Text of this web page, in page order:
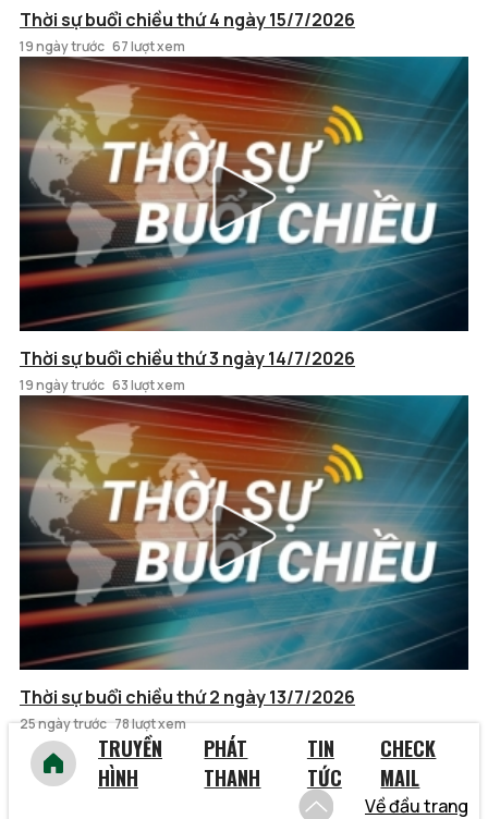
Thời sự buổi chiều thứ 4 ngày 15/7/2026
19 ngày trước 67 lượt xem
Thời sự buổi chiều thứ 3 ngày 14/7/2026
19 ngày trước 63 lượt xem
Thời sự buổi chiều thứ 2 ngày 13/7/2026
25 ngày trước 78 lượt xem
TRUYỀN
HÌNH
PHÁT
THANH
TIN
TỨC
CHECK
MAIL
Về đầu trang